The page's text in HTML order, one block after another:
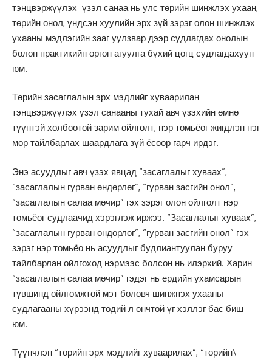
тэнцвэржүүлэх үзэл санаа нь улс төрийн шинжлэх ухаан,
төрийн онол, үндсэн хуулийн эрх зүй зэрэг олон шинжлэх
ухааны мэдлэгийн зааг уулзвар дээр судлагдах онолын
болон практикийн өргөн агуулга бүхий цогц судлагдахуун
юм.
Төрийн засаглалын эрх мэдлийг хуваарилан
тэнцвэржүүлэх үзэл санааны тухай авч үзэхийн өмнө
түүнтэй холбоотой зарим ойлголт, нэр томьёог жигдлэн нэг
мөр тайлбарлах шаардлага зүй ёсоор гарч ирдэг.
Энэ асуудлыг авч үзэх явцад “засаглалыг хуваах”,
“засаглалын гурван өндөрлөг”, “гурван засгийн онол”,
“засаглалын салаа мөчир” гэх зэрэг олон ойлголт нэр
томьёог судлаачид хэрэглэж иржээ. “Засаглалыг хуваах”,
“засаглалын гурван өндөрлөг”, “гурван засгийн онол” гэх
зэрэг нэр томьёо нь асуудлыг будлиантуулан буруу
тайлбарлан ойлгоход нэрмээс болсон нь илэрхий. Харин
“засаглалын салаа мөчир” гэдэг нь ердийн ухамсарын
түвшинд ойлгомжтой мэт боловч шинжпэх ухааны
судлагааны хүрээнд төдий л ончтой үг хэллэг бас биш
юм.
Түүнчлэн “төрийн эрх мэдлийг хуваарилах”, “төрийн\